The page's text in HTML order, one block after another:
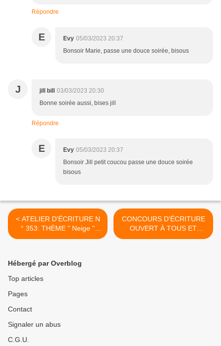
Répondre
E Evy 05/03/2023 20:37
Bonsoir Marie, passe une douce soirée, bisous
J jill bill
03/03/2023 20:30
Bonne soirée aussi, bises jill
Répondre
E Evy 05/03/2023 20:37
Bonsoir Jill petit coucou passe une douce soirée
bisous
< ATELIER D'ÉCRITURE N
° 353: THÈME " Neige "
LISTE DES MOTS & IMAGE
CONCOURS D'ÉCRITURE
OUVERT À TOUS ET
TOUTES >
Hébergé par Overblog
Top articles
Pages
Contact
Signaler un abus
C.G.U.